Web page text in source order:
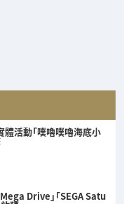
活動「噗嚕噗嚕海底小
Drive」「SEGA Satu